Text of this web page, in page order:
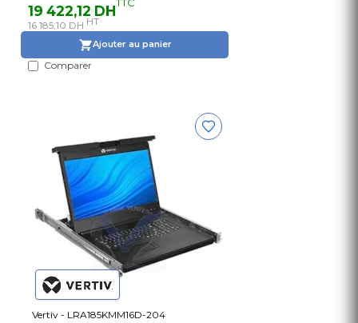
19 422,12 DH
16 185,10 DH HT
Ajouter au panier
Comparer
Vertiv - LRA185KMM16D-204